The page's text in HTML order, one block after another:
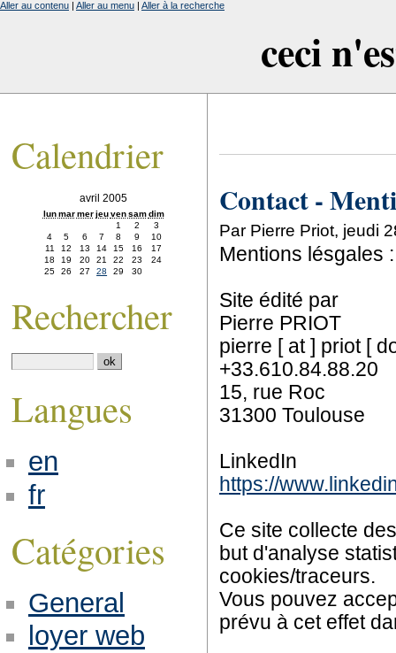
ceci
Aller au contenu | Aller au menu | Aller à la recherche
Contact -
Par Pierre Priot, jeudi
Mentions lésgales :
Site édité par
Pierre PRIOT
pierre [ at ] priot [
+33.610.84.88.20
15, rue Roc
31300 Toulouse
LinkedIn
https://
Ce site collecte
but d'analyse
cookies/traceurs.
Vous pouvez
prévu à cet effet
Calendrier
avril 2005
lun mar mer jeu ven sam dim
1
2
3
4
5 6 7 8 9
10
11
12 13 14 15 16
17
18
19 20 21 22 23
24
25
26 27 28 29 30
Rechercher
Langues
en
fr
Catégories
General
loyer web